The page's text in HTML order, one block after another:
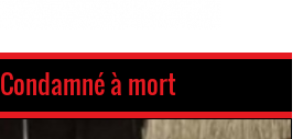
Condamné à mort